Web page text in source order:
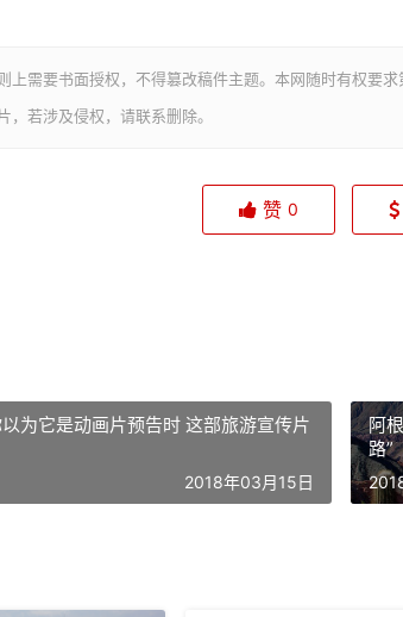
上需要书面授权，不得篡改稿件主题。本网随时有权要求
，若涉及侵权，请联系删除。
赞 0
以为它是动画片预告时 这部旅游宣传片
2018年03月15日
阿
路”